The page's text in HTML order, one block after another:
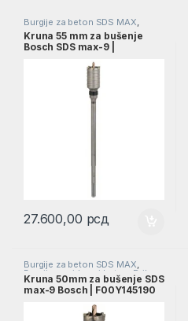
Burgije za beton SDS MAX
Burgije za zidove i beton Pribor
Burgije
Kruna 55 mm za bušenje
Bosch SDS max-9 |
27.600,00 рсд
Burgije za beton SDS MAX,
Burgije za zidove i beton Pribor ,
Burgije
Kruna 50mm za bušenje SDS
max-9 Bosch | F00Y145190